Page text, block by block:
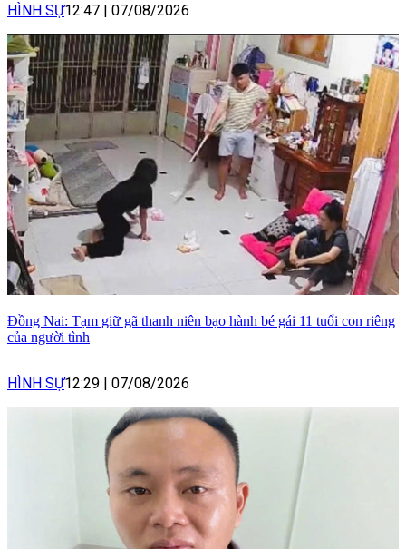
HÌNH SỰ12:47 | 07/08/2026
Đồng Nai: Tạm giữ gã thanh niên bạo hành bé gái 11 tuổi con riêng
của người tình
HÌNH SỰ12:29 | 07/08/2026